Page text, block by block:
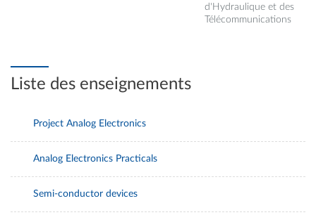
d'Hydraulique et des
Télécommunications
Liste des enseignements
Project Analog Electronics
Analog Electronics Practicals
Semi-conductor devices